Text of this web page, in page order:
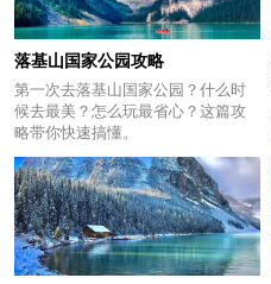
落基山国家公园攻略
第一次去落基山国家公园？什么时
候去最美？怎么玩最省心？这篇攻
略带你快速搞懂。